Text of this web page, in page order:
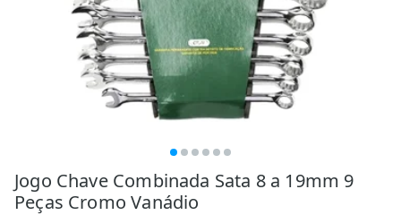
Jogo Chave Combinada Sata 8 a 19mm 9
Peças Cromo Vanádio